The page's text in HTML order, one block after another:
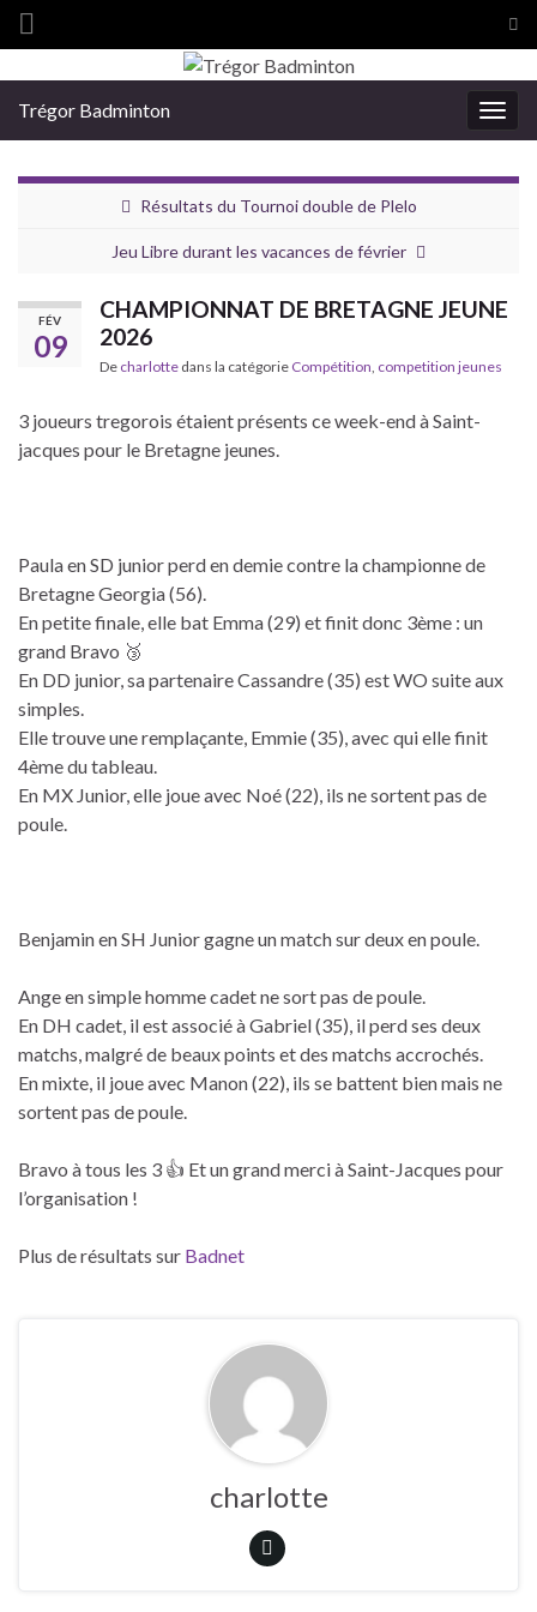
Search for:
Trégor Badminton
Résultats du Tournoi double de Plelo
Jeu Libre durant les vacances de février
FÉV
09
CHAMPIONNAT DE BRETAGNE JEUNE
2026
De charlotte dans la catégorie Compétition competition jeunes
3 joueurs tregorois étaient présents ce week-end à Saint-
jacques pour le Bretagne jeunes.
Paula en SD junior perd en demie contre la championne de
Bretagne Georgia (56).
En petite finale, elle bat Emma (29) et finit donc 3ème : un
grand Bravo 🥉
En DD junior, sa partenaire Cassandre (35) est WO suite aux
simples.
Elle trouve une remplaçante, Emmie (35), avec qui elle finit
4ème du tableau.
En MX Junior, elle joue avec Noé (22), ils ne sortent pas de
poule.
Benjamin en SH Junior gagne un match sur deux en poule.
Ange en simple homme cadet ne sort pas de poule.
En DH cadet, il est associé à Gabriel (35), il perd ses deux
matchs, malgré de beaux points et des matchs accrochés.
En mixte, il joue avec Manon (22), ils se battent bien mais ne
sortent pas de poule.
Bravo à tous les 3 👍 Et un grand merci à Saint-Jacques pour
l’organisation !
Plus de résultats sur Badnet
charlotte